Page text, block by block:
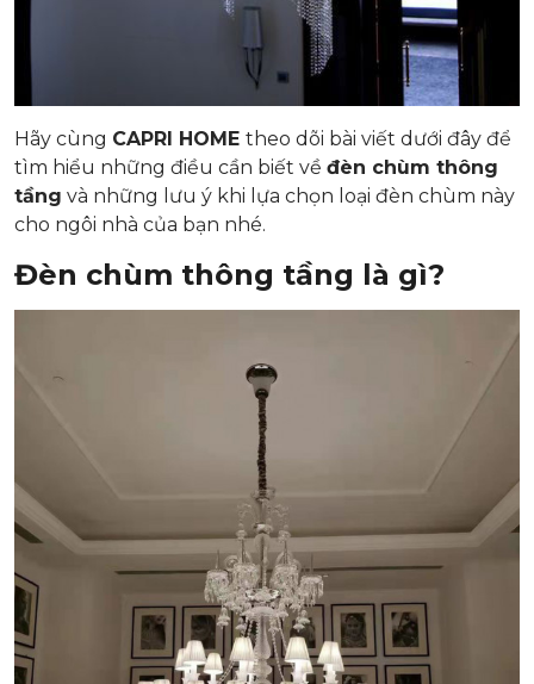
Hãy cùng CAPRI HOME theo dõi bài viết dưới đây để
tìm hiểu những điều cần biết về đèn chùm thông
tầng và những lưu ý khi lựa chọn loại đèn chùm này
cho ngôi nhà của bạn nhé.
Đèn chùm thông tầng là gì?